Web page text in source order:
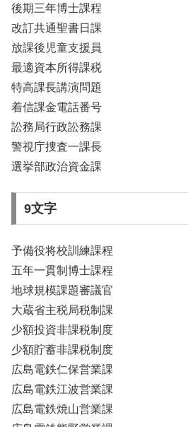
後期三年博士課程
改訂共通聖書日課
放課後児童支援員
最適資本所得課税
特高課長講演問題
着信課金電話番号
訟務局行政訟務課
警視庁捜査一課長
選挙部政治資金課
9文字
予備役将校訓練課程
五年一貫制博士課程
地球規模課題審議官
大蔵省主税局税制課
少額投資非課税制度
少額貯蓄非課税制度
広島電鉄仁保営業課
広島電鉄江波営業課
広島電鉄焼山営業課